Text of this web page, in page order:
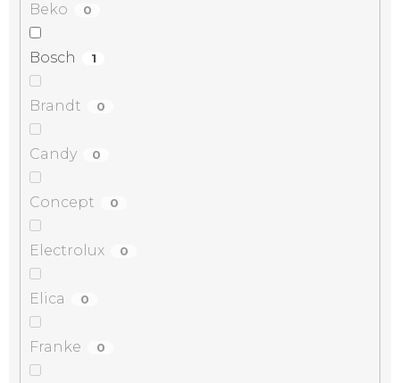
Beko 0
Bosch 1
Brandt 0
Candy 0
Concept 0
Electrolux 0
Elica 0
Franke 0